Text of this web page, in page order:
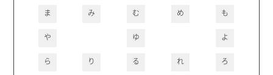
ま み む め も
や ゆ よ
ら り る れ ろ